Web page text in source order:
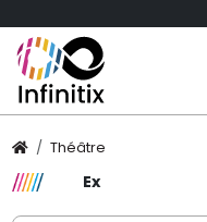
Théâtre
Ex